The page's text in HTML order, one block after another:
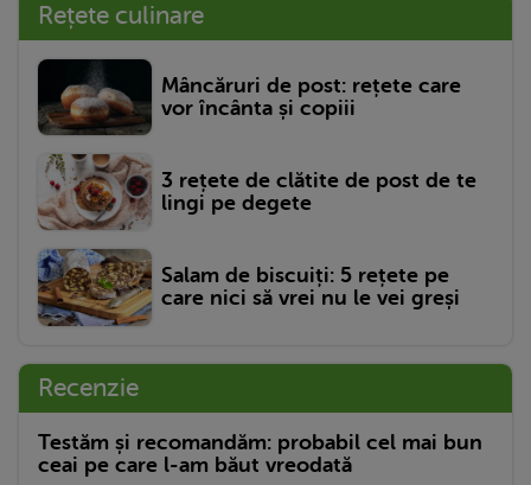
Rețete culinare
Mâncăruri de post: rețete care
vor încânta și copiii
3 rețete de clătite de post de te
lingi pe degete
Salam de biscuiți: 5 rețete pe
care nici să vrei nu le vei greși
Recenzie
Testăm și recomandăm: probabil cel mai bun
ceai pe care l-am băut vreodată